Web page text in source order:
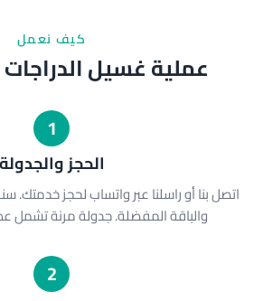
كيف نعمل
عملية غسيل الدراجات
1
الحجز والجدولة
اتصل بنا أو راسلنا عبر واتساب لحجز
والباقة المفضلة. جدولة مرنة تشمل
2